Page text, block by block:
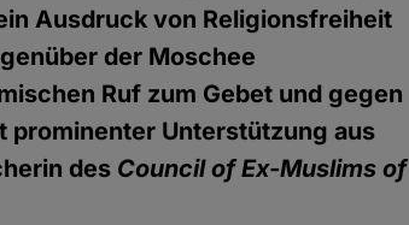
Ausdruck von Religionsfreiheit
der Moschee
Ruf zum Gebet und gegen
prominenter Unterstützung aus
des Council of Ex-Muslims of